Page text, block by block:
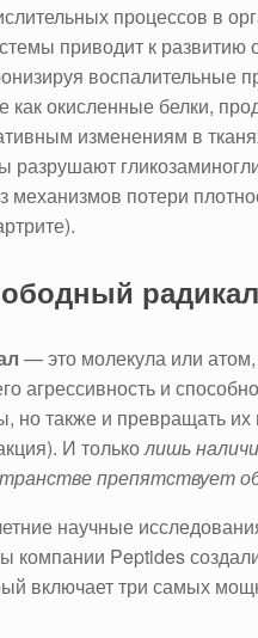
процессов в
приводит к развитию
как окисленные белки,
изменениям в
разрушают
потери
— это молекула или
агрессивность и
но также и превращать
И тольколишь
препятствует
научные
компании Peptides
включает три самых